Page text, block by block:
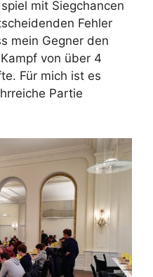
mit Siegchancen
Fehler
mein Gegner den
von über 4
Für mich ist es
Partie